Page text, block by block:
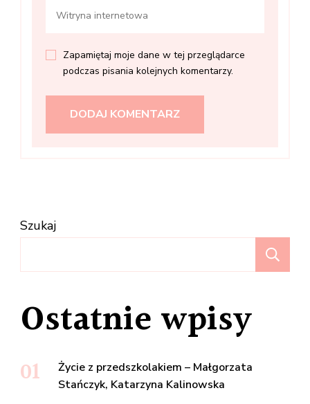
Zapamiętaj moje dane w tej przeglądarce
podczas pisania kolejnych komentarzy.
Szukaj
Ostatnie wpisy
Życie z przedszkolakiem – Małgorzata
Stańczyk, Katarzyna Kalinowska